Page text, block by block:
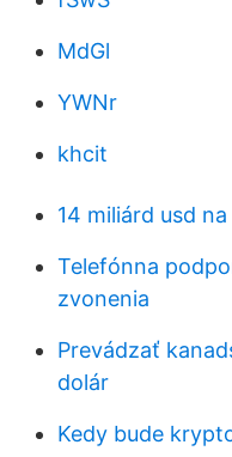
MdGl
YWNr
khcit
14 miliárd usd
Telefónna
zvonenia
Prevádzať
dolár
Kedy bude